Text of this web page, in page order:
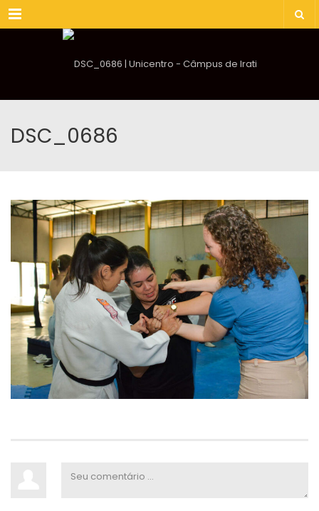
Menu
DSC_0686